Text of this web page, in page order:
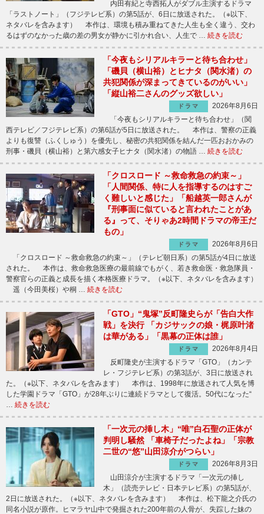
内田有紀と寺西拓人がダブル主演するドラマ
「ラストノート」（フジテレビ系）の第5話が、6日に放送された。（※以下、
ネタバレを含みます） 本作は、環境も積み重ねてきた人生も全く違う、交わ
るはずのなかった歳の差の男女が静かに引かれ合い、人生で … 続きを読む
「今夜もシリアルキラーと待ち合わせ」
「磯貝（横山裕）とヒナタ（関水渚）の
共犯関係が深まってきているのがいい」
「縦山裕二さんのグッズ欲しい」
ドラマ
2026年8月6日
「今夜もシリアルキラーと待ち合わせ」（関
西テレビ／フジテレビ系）の第6話が5日に放送された。 本作は、警察の正義
よりも復讐（ふくしゅう）を優先し、秘密の共犯関係を結んだ一匹おおかみの
刑事・磯貝（横山裕）と第六感女子ヒナタ（関水渚）の物語 … 続きを読む
「クロスロード ～救命救急の約束～」
「人間関係、特に人を指導するのはすご
く難しいと感じた」「船越英一郎さんが
『刑事面に似ていると言われたことがあ
る』って、そりゃあ2時間ドラマの帝王だ
もの」
ドラマ
2026年8月6日
「クロスロード ～救命救急の約束～」（テレビ朝日系）の第5話が4日に放送
された。 本作は、救命救急医療の最前線でもがく、若き救命医・救急隊員・
警察官らの正義と成長を描く本格医療ドラマ。（※以下、ネタバレを含みます）
遥（今田美桜）や桐 … 続きを読む
「GTO」“鬼塚”反町隆史らが「告白大作
戦」を決行 「カジサックの娘・梶原叶渚
は華がある」「黒幕の正体は誰」
ドラマ
2026年8月4日
反町隆史が主演するドラマ「GTO」（カンテ
レ・フジテレビ系）の第3話が、3日に放送され
た。（※以下、ネタバレを含みます） 本作は、1998年に放送されて人気を博
した学園ドラマ「GTO」が28年ぶりに連続ドラマとして復活。50代になった“
… 続きを読む
「一次元の挿し木」“唯”白石聖の正体が
判明し騒然 「車椅子だったよね」「宗教
二世の“悠”山田涼介がつらい」
ドラマ
2026年8月3日
山田涼介が主演するドラマ「一次元の挿し
木」（読売テレビ・日本テレビ系）の第5話が、
2日に放送された。（※以下、ネタバレを含みます） 本作は、松下龍之介氏の
同名小説が原作。ヒマラヤ山中で発掘された200年前の人骨が、失踪した妹の